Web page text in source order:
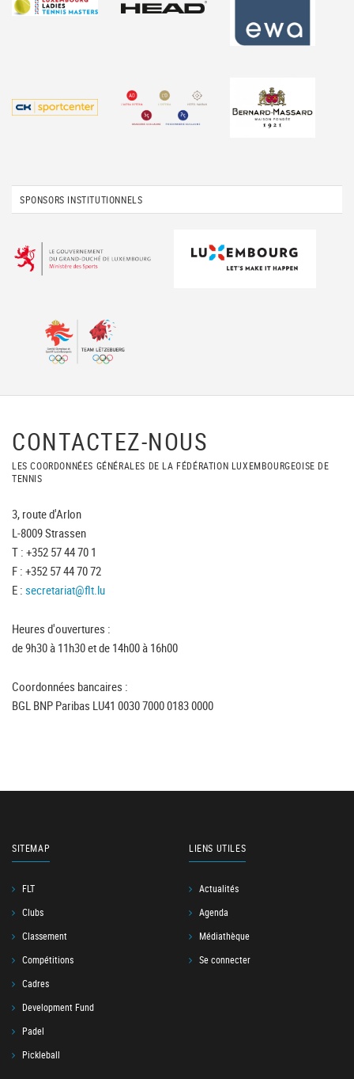
SPONSORS INSTITUTIONNELS
CONTACTEZ-NOUS
LES COORDONNÉES GÉNÉRALES DE LA FÉDÉRATION LUXEMBOURGEOISE DE
TENNIS
3, route d'Arlon
L-8009 Strassen
T : +352 57 44 70 1
F : +352 57 44 70 72
E : secretariat@flt.lu
Heures d'ouvertures :
de 9h30 à 11h30 et de 14h00 à 16h00
Coordonnées bancaires :
BGL BNP Paribas LU41 0030 7000 0183 0000
SITEMAP
FLT
Clubs
Classement
Compétitions
Cadres
Development Fund
Padel
Pickleball
LIENS UTILES
Actualités
Agenda
Médiathèque
Se connecter